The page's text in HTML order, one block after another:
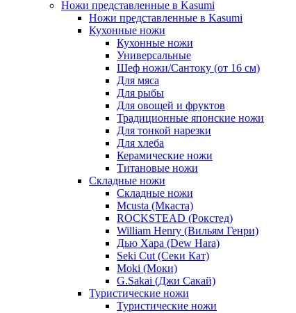
Ножи представленные в Kasumi
Ножи представленные в Kasumi
Кухонные ножи
Кухонные ножи
Универсальные
Шеф ножи/Сантоку (от 16 см)
Для мяса
Для рыбы
Для овощей и фруктов
Традиционные японские ножи
Для тонкой нарезки
Для хлеба
Керамические ножи
Титановые ножи
Складные ножи
Складные ножи
Mcusta (Мкаста)
ROCKSTEAD (Рокстед)
William Henry (Вильям Генри)
Дью Хара (Dew Hara)
Seki Cut (Секи Кат)
Moki (Моки)
G.Sakai (Джи Сакай)
Туристические ножи
Туристические ножи